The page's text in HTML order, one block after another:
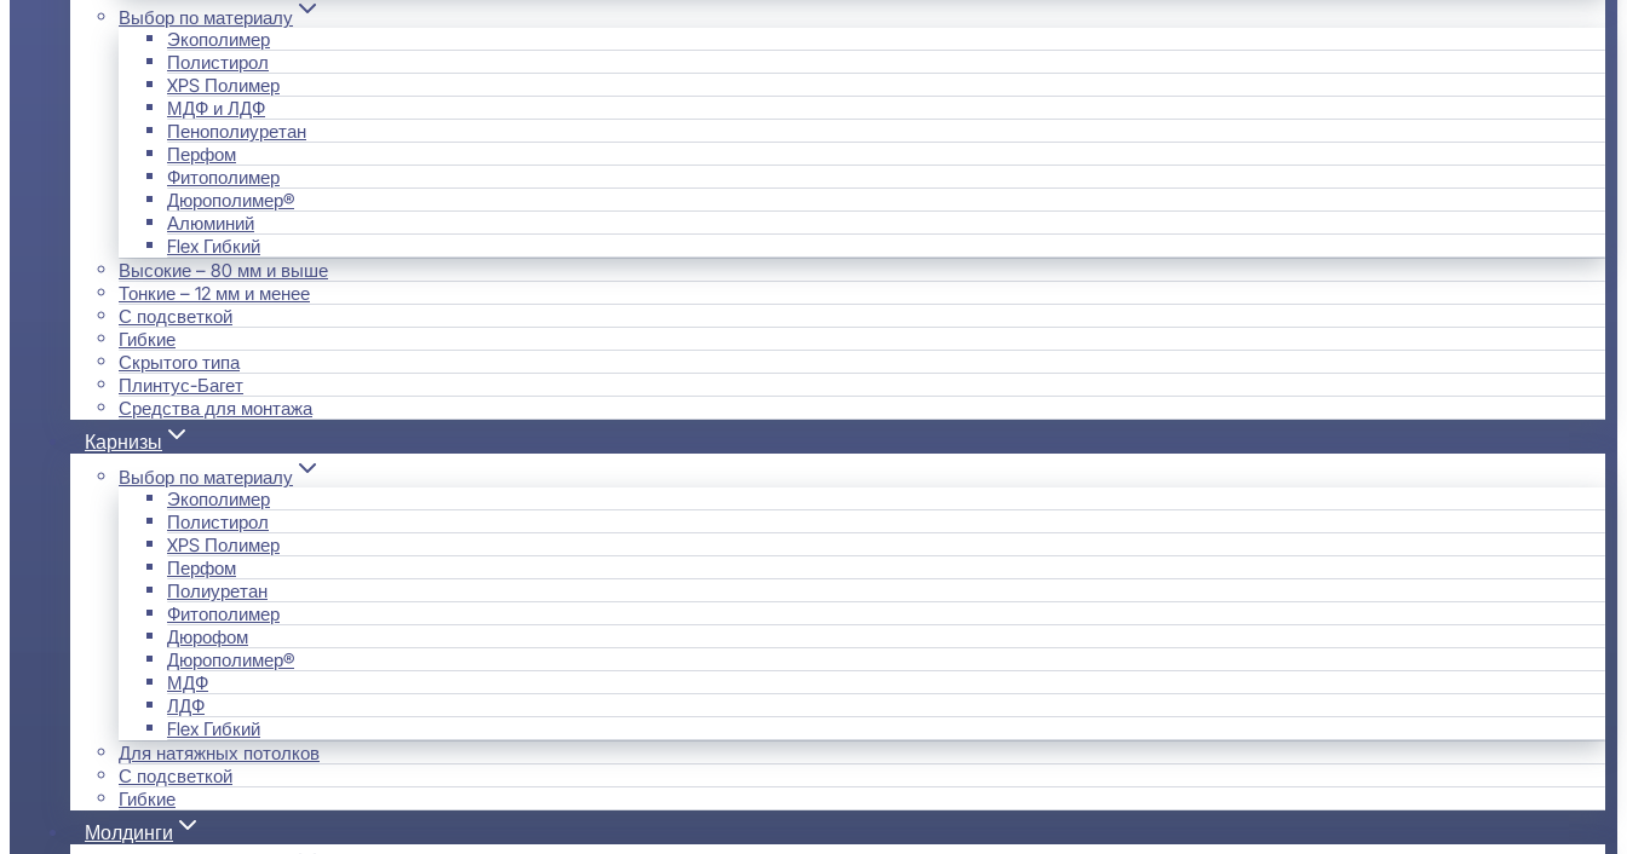
Выбор по материалу
Экополимер
Полистирол
XPS Полимер
МДФ и ЛДФ
Пенополиуретан
Перфом
Фитополимер
Дюрополимер®
Алюминий
Flex Гибкий
Высокие – 80 мм и выше
Тонкие – 12 мм и менее
С подсветкой
Гибкие
Скрытого типа
Плинтус-Багет
Средства для монтажа
Карнизы
Выбор по материалу
Экополимер
Полистирол
XPS Полимер
Перфом
Полиуретан
Фитополимер
Дюрофом
Дюрополимер®
МДФ
ЛДФ
Flex Гибкий
Для натяжных потолков
С подсветкой
Гибкие
Молдинги